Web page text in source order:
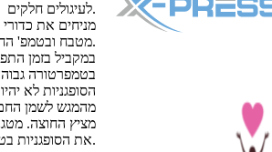
לעיגולים חלקים.
מניחים את
מטבח ובטמפ' החדר מתפיחים עד שיכפילו את נפחן.
הסופגניות לא
מהמגש לשמן החם
את הסופגניות בטמפרטורת החדר.